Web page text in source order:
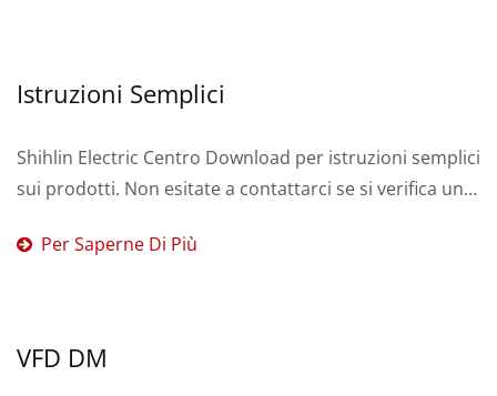
Istruzioni Semplici
Shihlin Electric Centro Download per istruzioni semplici
sui prodotti. Non esitate a contattarci se si verifica un
Per Saperne Di Più
VFD DM